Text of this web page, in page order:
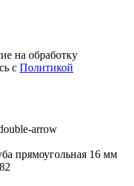
на обработку
с Политикой
прямоугольная 16 мм